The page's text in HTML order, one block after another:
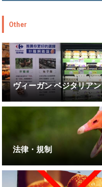
Other
ヴィーガン ベジタリアン
法律・規制